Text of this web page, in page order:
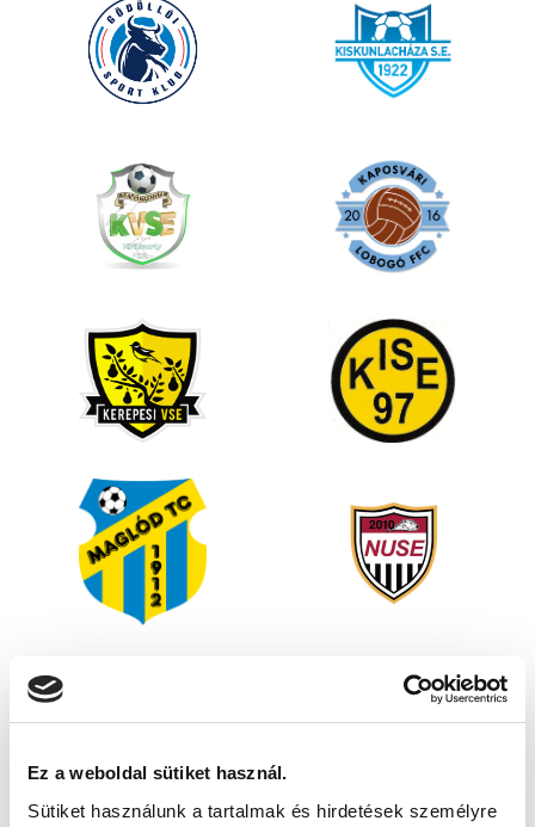
Ez a weboldal sütiket használ.
Sütiket használunk a tartalmak és hirdetések személyre